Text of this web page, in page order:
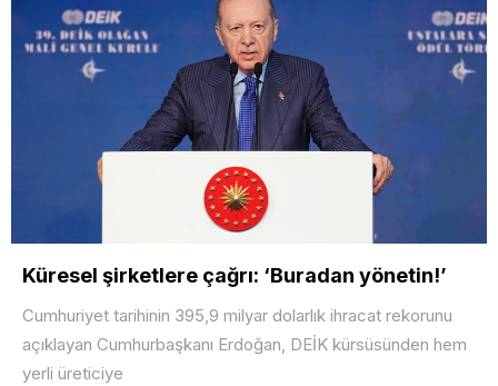
Küresel şirketlere çağrı: ‘Buradan yönetin!’
Cumhuriyet tarihinin 395,9 milyar dolarlık ihracat rekorunu
açıklayan Cumhurbaşkanı Erdoğan, DEİK kürsüsünden hem
yerli üreticiye